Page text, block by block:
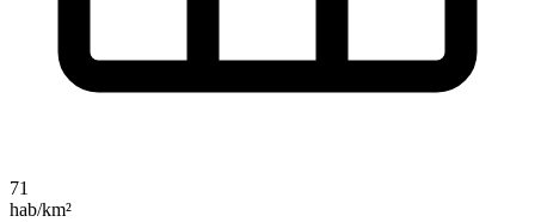
71
hab/km²